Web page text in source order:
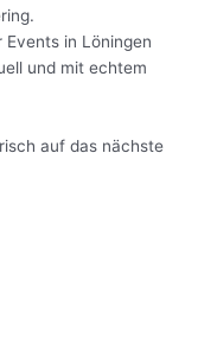
in Löningen
und mit echtem
auf das nächste